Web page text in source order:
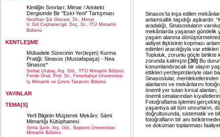
Kimliğin Sınırları: Mimar / Arkitekt
Dergisinde Bir "Eski-Yeni" Tartışması
Neslihan Şık Glosset, Dr., Mimar
V. Gül Cephanecigil, Doç. Dr., İTÜ Mimarlık
Bölümü
KENTLEŞME
Mübadele Sürecinin Yer(leşim) Kurma
Pratiği: Sinasos (Mustafapaşa) - Nea
Sinasos*
Serhat Ulubay, Arş. Gör., YTÜ Mimarlık Bölümü
Feride Önal, Prof. Dr., Fenerbahçe Üniversitesi
İç Mimarlık ve Çevre Tasarımı Bölümü
YAYINLAR
TEMA[S]
Yerli Bilginin Müşterek Mekânı: Sámi
Mimarlığı Kütüphanesi
Simla Şanlı, Arş. Gör., Başkent Üniversitesi
Mimarlık Bölümü
Sinasos’ta inşa edilen
anlamsallık taşıdığı aşikardır.
aradalığı, Sinasosluların
mekânlarda yaşanan gündelik
yaşam alanına
aidiyet ilişkisinin kopması
edimleri aracılığıyla var
Topluluk, zorunlu göçle birlikte
zorunda kalmıştır. [30] Bu
konumlandıracak bir olayın
ettikleri yer(leşim)leriyle olan
Sinasoslular,
alanlarını ve mekânlarını
önemli yer tutan kırsal
önemli simalarından
Fotoğraflama işlemini
yaşantıya ait tüm unsurların,
doğrultusunda, sistematik ve
fotoğrafların bir anı
ve doküman toplanması